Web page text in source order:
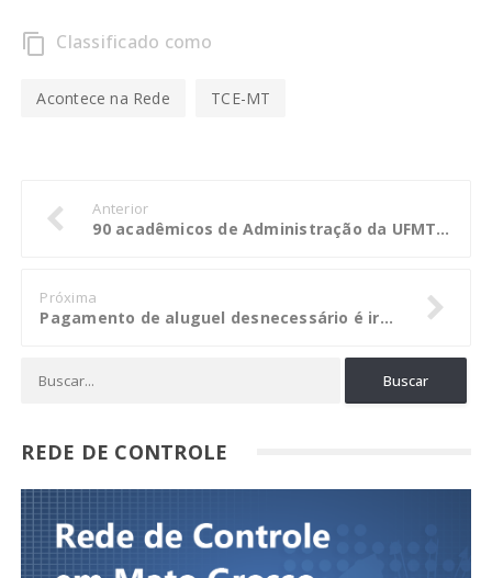
content_copy Classificado como
Acontece na Rede TCE-MT
Anterior
90 acadêmicos de Administração da UFMT conhecem atividades do TCE
Próxima
Pagamento de aluguel desnecessário é irregular e TCE envia processo ao MPE
REDE DE CONTROLE